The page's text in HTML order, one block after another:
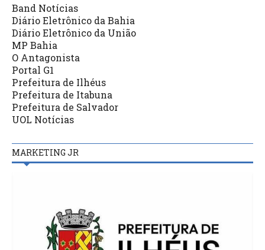
Band Notícias
Diário Eletrônico da Bahia
Diário Eletrônico da União
MP Bahia
O Antagonista
Portal G1
Prefeitura de Ilhéus
Prefeitura de Itabuna
Prefeitura de Salvador
UOL Notícias
MARKETING JR